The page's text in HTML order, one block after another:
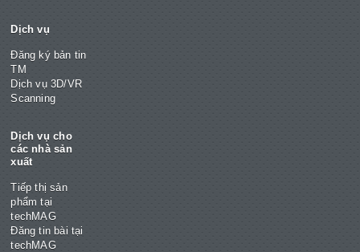
Dịch vụ
Đăng ký bản tin
TM
Dịch vụ 3D/VR
Scanning
Dịch vụ cho
các nhà sản
xuất
Tiếp thị sản
phẩm tại
techMAG
Đăng tin bài tại
techMAG